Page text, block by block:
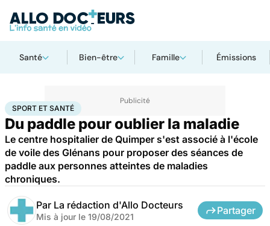
Santé Bien-être Famille Émissions
AccueilBien-êtreSport santé Sport et santé
SPORT ET SANTÉ
Du paddle pour oublier la maladie
Le centre hospitalier de Quimper s'est associé à l'école
de voile des Glénans pour proposer des séances de
paddle aux personnes atteintes de maladies
chroniques.
Par La rédaction d'Allo Docteurs
Mis à jour le 19/08/2021
Partager